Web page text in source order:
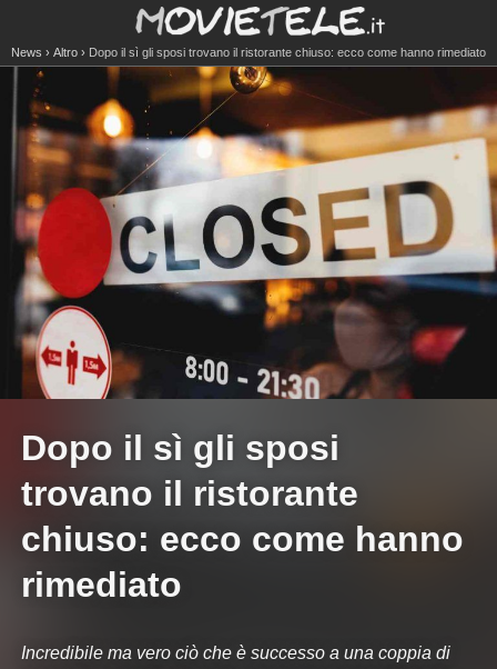
News Altro Dopo il sì gli sposi trovano il ristorante chiuso: ecco come hanno rimediato
Dopo il sì gli sposi
trovano il ristorante
chiuso: ecco come hanno
rimediato
Incredibile ma vero ciò che è successo a una coppia di